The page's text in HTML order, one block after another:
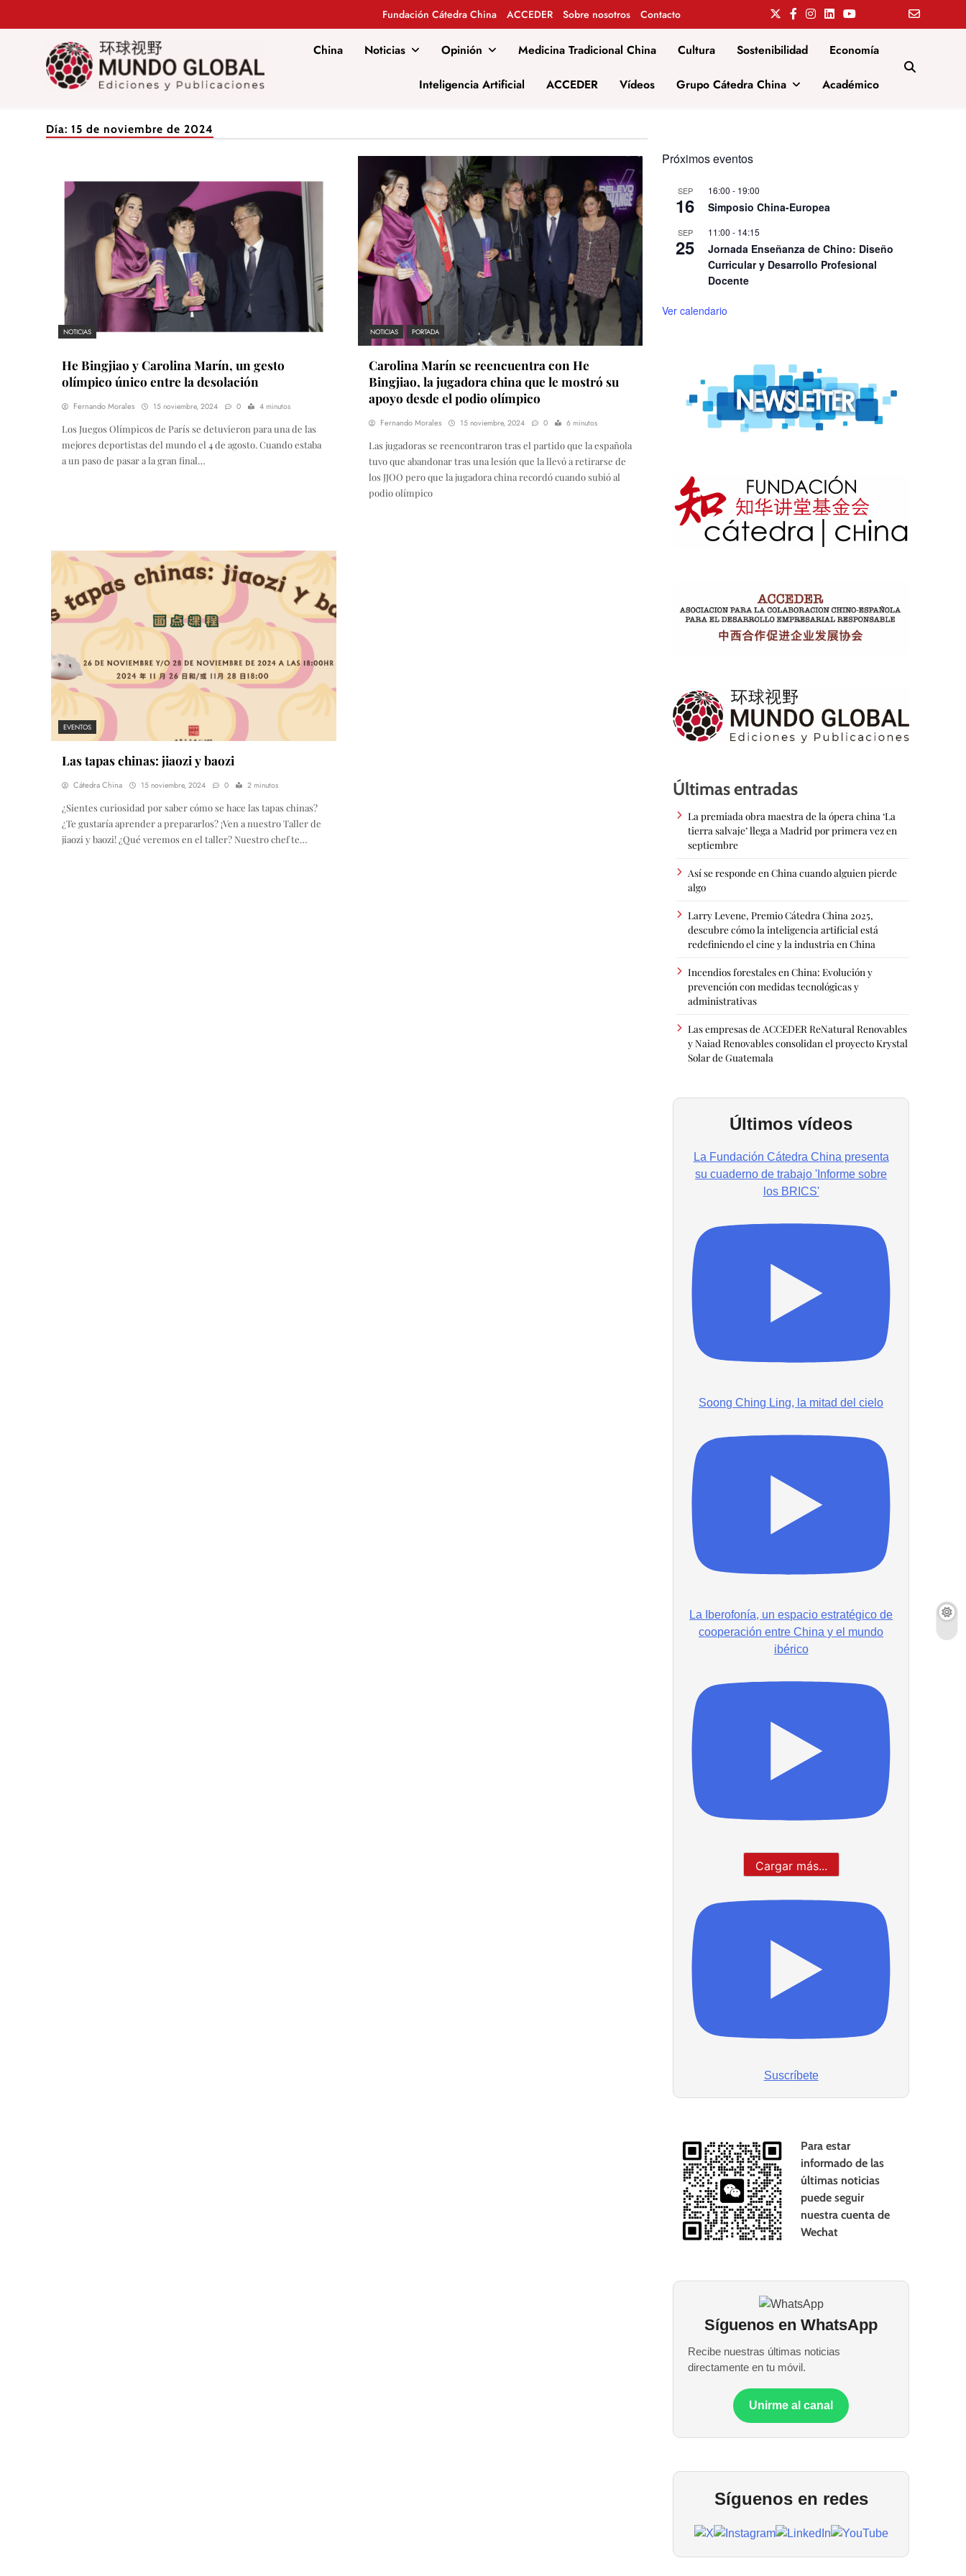
Fundación Cátedra China ACCEDER Sobre nosotros Contacto
Mundo Global
China Noticias Opinión Medicina Tradicional China Cultura Sostenibilidad Economía
Inteligencia Artificial ACCEDER Vídeos Grupo Cátedra China Académico
Día: 15 de noviembre de 2024
NOTICIAS
He Bingjiao y Carolina Marín, un gesto
olímpico único entre la desolación
Fernando Morales 15 noviembre, 2024 0 4 minutos
Los Juegos Olímpicos de París se detuvieron para una de las
mejores deportistas del mundo el 4 de agosto. Cuando estaba
a un paso de pasar a la gran final…
NOTICIAS PORTADA
Carolina Marín se reencuentra con He
Bingjiao, la jugadora china que le mostró su
apoyo desde el podio olímpico
Fernando Morales 15 noviembre, 2024 0 6 minutos
Las jugadoras se reencontraron tras el partido que la española
tuvo que abandonar tras una lesión que la llevó a retirarse de
los JJOO pero que la jugadora china recordó cuando subió al
podio olímpico
EVENTOS
Las tapas chinas: jiaozi y baozi
Cátedra China 15 noviembre, 2024 0 2 minutos
¿Sientes curiosidad por saber cómo se hace las tapas chinas?
¿Te gustaría aprender a prepararlos? ¡Ven a nuestro Taller de
jiaozi y baozi! ¿Qué veremos en el taller? Nuestro chef te…
Próximos eventos
SEP
16
16:00 - 19:00
Simposio China-Europea
SEP
25
11:00 - 14:15
Jornada Enseñanza de Chino: Diseño
Curricular y Desarrollo Profesional
Docente
Ver calendario
Últimas entradas
La premiada obra maestra de la ópera china ‘La
tierra salvaje’ llega a Madrid por primera vez en
septiembre
Así se responde en China cuando alguien pierde
algo
Larry Levene, Premio Cátedra China 2025,
descubre cómo la inteligencia artificial está
redefiniendo el cine y la industria en China
Incendios forestales en China: Evolución y
prevención con medidas tecnológicas y
administrativas
Las empresas de ACCEDER ReNatural Renovables
y Naiad Renovables consolidan el proyecto Krystal
Solar de Guatemala
Últimos vídeos
La Fundación Cátedra China presenta
su cuaderno de trabajo 'Informe sobre
los BRICS'
Soong Ching Ling, la mitad del cielo
La Iberofonía, un espacio estratégico de
cooperación entre China y el mundo
ibérico
Cargar más...
Suscríbete
Para estar
informado de las
últimas noticias
puede seguir
nuestra cuenta de
Wechat
Síguenos en WhatsApp
Recibe nuestras últimas noticias
directamente en tu móvil.
Unirme al canal
Síguenos en redes